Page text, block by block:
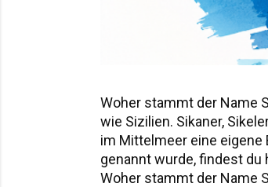
Woher stammt der Name
wie Sizilien. Sikaner,
im Mittelmeer eine eigene
genannt wurde, findest du
Woher stammt der Name